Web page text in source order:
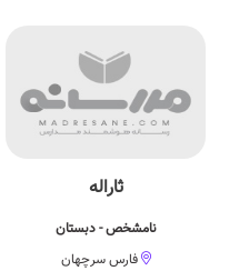
ثاراله
نامشخص - دبستان
فارس سرچهان